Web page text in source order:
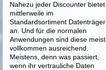
Nahezu jeder Discounter bietet
mittlerweile im
Standardsortiment Datenträger
an. Und für die normalen
Anwendungen sind diese meist
vollkommen ausreichend.
Meistens, denn was passiert,
wenn ihr vertrauliche Daten